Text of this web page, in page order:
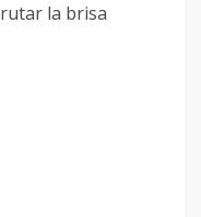
la brisa